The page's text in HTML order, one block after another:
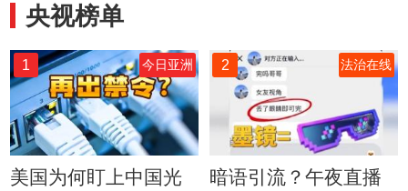
央视榜单
1 今日亚洲
美国为何盯上中国光
2 法治在线
暗语引流？午夜直播